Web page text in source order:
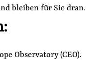
bleiben für Sie dran.
Observatory (CEO).